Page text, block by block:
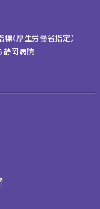
（厚生労働省指定）
静岡病院